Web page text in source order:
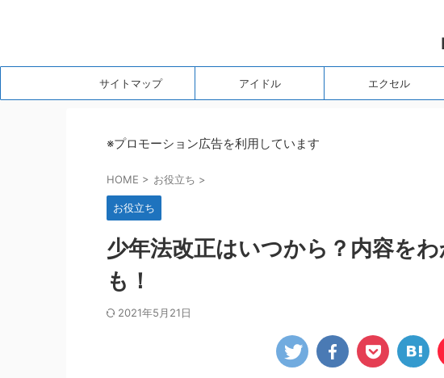
サイトマップ アイドル エクセル
※プロモーション広告を利用しています
HOME > お役立ち >
お役立ち
少年法改正はいつから？内容を
も！
2021年5月21日